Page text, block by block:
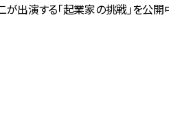
出演する「起業家の挑戦」を公開